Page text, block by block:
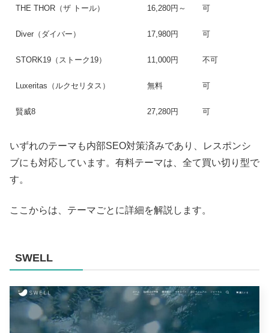
THE THOR（ザ トール） 16,280円～ 可
Diver（ダイバー） 17,980円 可
STORK19（ストーク19） 11,000円 不可
Luxeritas（ルクセリタス） 無料 可
賢威8 27,280円 可
いずれのテーマも内部SEO対策済みであり、レスポンシ
ブにも対応しています。有料テーマは、全て買い切り型で
す。
ここからは、テーマごとに詳細を解説します。
SWELL